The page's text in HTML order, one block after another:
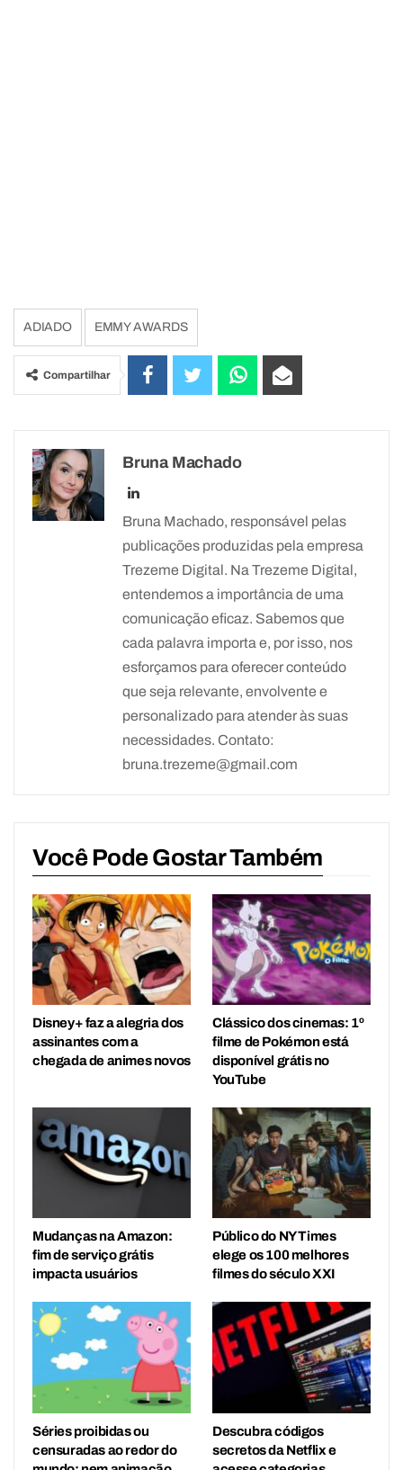
ADIADO EMMY AWARDS
Compartilhar
Bruna Machado
Bruna Machado, responsável pelas
publicações produzidas pela empresa
Trezeme Digital. Na Trezeme Digital,
entendemos a importância de uma
comunicação eficaz. Sabemos que
cada palavra importa e, por isso, nos
esforçamos para oferecer conteúdo
que seja relevante, envolvente e
personalizado para atender às suas
necessidades. Contato:
bruna.trezeme@gmail.com
Você Pode Gostar Também
Disney+ faz a alegria dos
assinantes com a
chegada de animes novos
Clássico dos cinemas: 1º
filme de Pokémon está
disponível grátis no
YouTube
Mudanças na Amazon:
fim de serviço grátis
impacta usuários
Público do NY Times
elege os 100 melhores
filmes do século XXI
Séries proibidas ou
censuradas ao redor do
Descubra códigos
secretos da Netflix e